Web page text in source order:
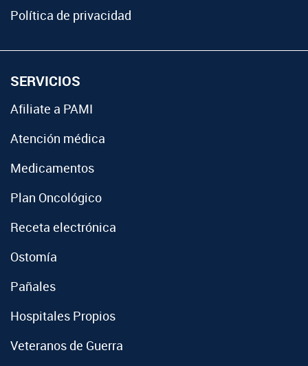
Política de privacidad
SERVICIOS
Afiliate a PAMI
Atención médica
Medicamentos
Plan Oncológico
Receta electrónica
Ostomía
Pañales
Hospitales Propios
Veteranos de Guerra